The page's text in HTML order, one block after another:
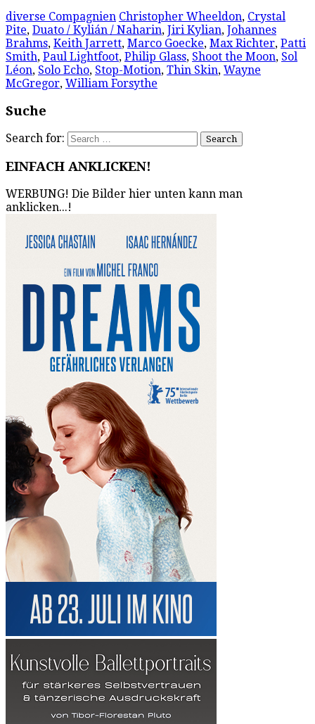
diverse Compagnien Christopher Wheeldon, Crystal
Pite, Duato / Kylián / Naharin, Jiri Kylian, Johannes
Brahms, Keith Jarrett, Marco Goecke, Max Richter, Patti
Smith, Paul Lightfoot, Philip Glass, Shoot the Moon, Sol
Léon, Solo Echo, Stop-Motion, Thin Skin, Wayne
McGregor, William Forsythe
Suche
Search for:
EINFACH ANKLICKEN!
WERBUNG! Die Bilder hier unten kann man
anklicken...!